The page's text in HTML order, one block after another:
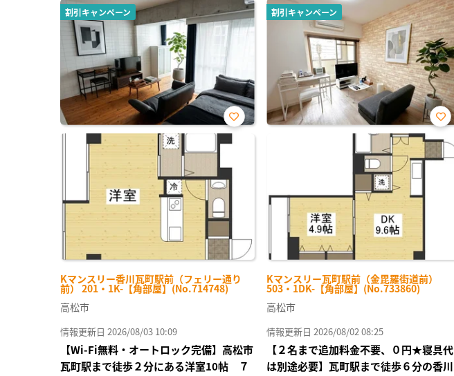
割引キャンペーン
Kマンスリー香川瓦町駅前（フェリー通り
前） 201・1K-【角部屋】(No.714748)
お気
に入
高松市
情報更新日 2026/08/03 10:09
【Wi-Fi無料・オートロック完備】高松市
瓦町駅まで徒歩２分にある洋室10帖 ７
割引キャンペーン
Kマンスリー瓦町駅前（金毘羅街道前）
503・1DK-【角部屋】(No.733860)
お気
に入
録
高松市
情報更新日 2026/08/02 08:25
【２名まで追加料金不要、０円★寝具代
は別途必要】瓦町駅まで徒歩６分の香川